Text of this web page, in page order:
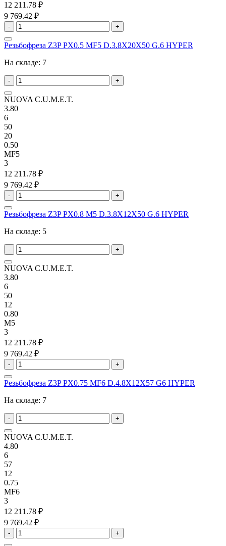
12 211.78 ₽
9 769.42 ₽
- +
Резьбофреза Z3P PX0.5 MF5 D.3.8X20X50 G.6 HYPER
На складе: 7
- +
NUOVA C.U.M.E.T.
3.80
6
50
20
0.50
MF5
3
12 211.78 ₽
9 769.42 ₽
- +
Резьбофреза Z3P PX0.8 M5 D.3.8X12X50 G.6 HYPER
На складе: 5
- +
NUOVA C.U.M.E.T.
3.80
6
50
12
0.80
M5
3
12 211.78 ₽
9 769.42 ₽
- +
Резьбофреза Z3P PX0.75 MF6 D.4.8X12X57 G6 HYPER
На складе: 7
- +
NUOVA C.U.M.E.T.
4.80
6
57
12
0.75
MF6
3
12 211.78 ₽
9 769.42 ₽
- +